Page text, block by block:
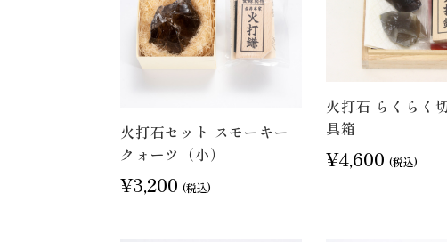
火打石セット スモーキー
クォーツ（小）
¥3,200 (税込)
火打石 らくらく
具箱
¥4,600 (税込)